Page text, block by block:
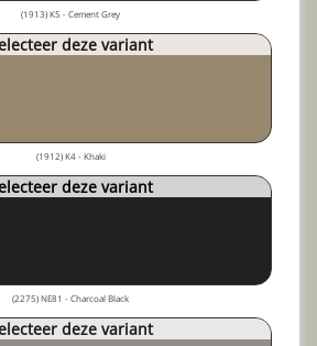
(1913) K5 - Cement Grey
deze variant
(1912) K4 - Khaki
deze variant
(2275) NE81 - Charcoal Black
deze variant